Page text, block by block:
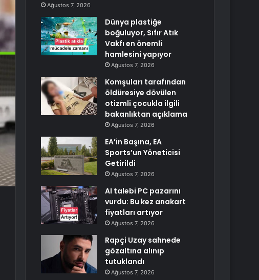
Ağustos 7, 2026
Dünya plastiğe
boğuluyor, Sıfır Atık
Vakfı en önemli
hamlesini yapıyor
Ağustos 7, 2026
Komşuları tarafından
öldüresiye dövülen
otizmli çocukla ilgili
bakanlıktan açıklama
Ağustos 7, 2026
EA’in Başına, EA
Sports’un Yöneticisi
Getirildi
Ağustos 7, 2026
AI talebi PC pazarını
vurdu: Bu kez anakart
fiyatları artıyor
Ağustos 7, 2026
Rapçi Uzay sahnede
gözaltına alınıp
tutuklandı
Ağustos 7, 2026